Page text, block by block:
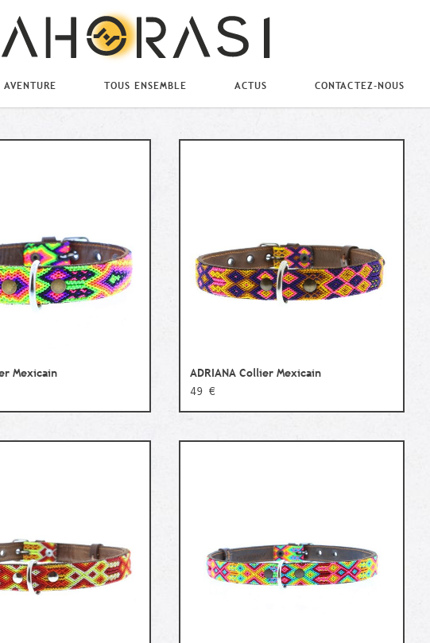
AVENTURE TOUS ENSEMBLE ACTUS CONTACTEZ-NOUS
Mexicain
ADRIANA Collier Mexicain
49 €